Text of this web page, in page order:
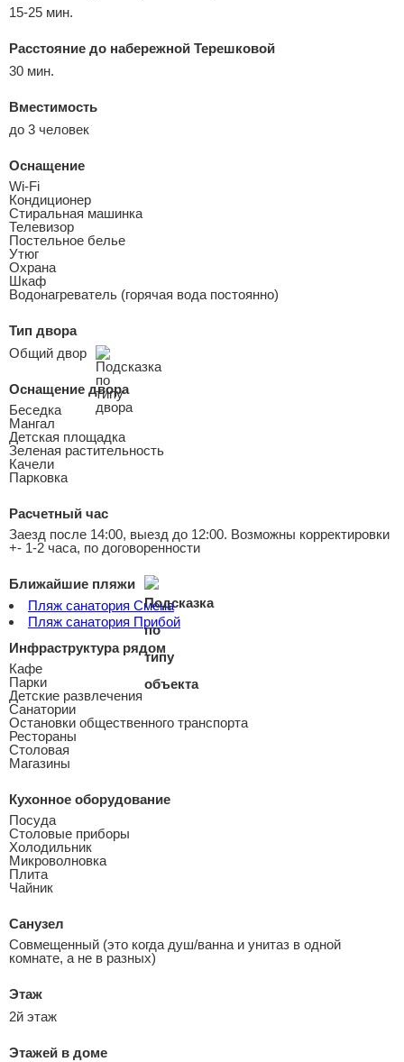
15-25 мин.
Расстояние до набережной Терешковой
30 мин.
Вместимость
до 3 человек
Оснащение
Wi-Fi
Кондиционер
Стиральная машинка
Телевизор
Постельное белье
Утюг
Охрана
Шкаф
Водонагреватель (горячая вода постоянно)
Тип двора
Общий двор
Оснащение двора
Беседка
Мангал
Детская площадка
Зеленая растительность
Качели
Парковка
Расчетный час
Заезд после 14:00, выезд до 12:00. Возможны корректировки
+- 1-2 часа, по договоренности
Ближайшие пляжи
Пляж санатория Смена
Пляж санатория Прибой
Инфраструктура рядом
Кафе
Парки
Детские развлечения
Санатории
Остановки общественного транспорта
Рестораны
Столовая
Магазины
Кухонное оборудование
Посуда
Столовые приборы
Холодильник
Микроволновка
Плита
Чайник
Санузел
Совмещенный (это когда душ/ванна и унитаз в одной
комнате, а не в разных)
Этаж
2й этаж
Этажей в доме